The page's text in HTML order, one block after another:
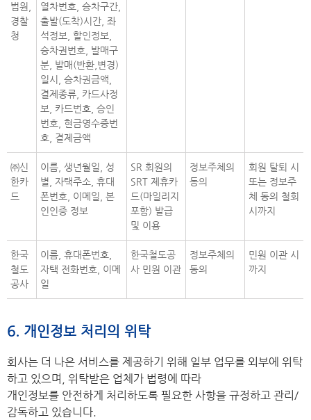
법원,
경찰
청
열차번호, 승차구간,
출발(도착)시간, 좌
석정보, 할인정보,
승차권번호, 발매구
분, 발매(반환,변경)
일시, 승차권금액,
결제종류, 카드사정
보, 카드번호, 승인
번호, 현금영수증번
호, 결제금액
㈜신
한카
드
이름, 생년월일, 성
별, 자택주소, 휴대
폰번호, 이메일, 본
인인증 정보
SR 회원의
SRT 제휴카
드(마일리지
포함) 발급
및 이용
정보주체의
동의
회원 탈퇴 시
또는 정보주
체 동의 철회
시까지
한국
철도
공사
이름, 휴대폰번호,
자택 전화번호, 이메
일
한국철도공
사 민원 이관
정보주체의
동의
민원 이관 시
까지
6. 개인정보 처리의 위탁
회사는 더 나은 서비스를 제공하기 위해 일부 업무를 외부에 위탁
하고 있으며, 위탁받은 업체가 법령에 따라
개인정보를 안전하게 처리하도록 필요한 사항을 규정하고 관리/
감독하고 있습니다.